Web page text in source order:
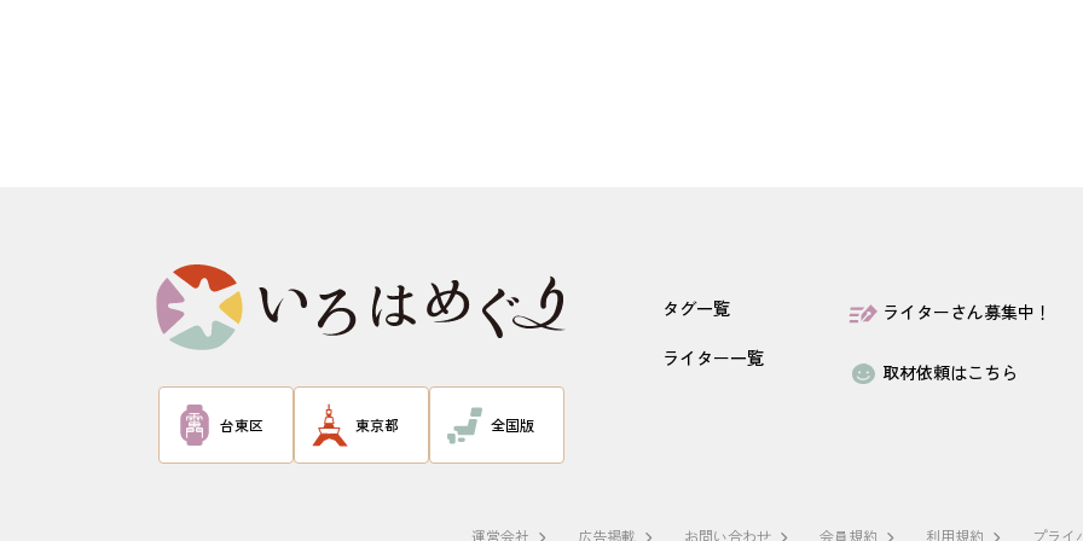
台東区 東京都 全国版
タグ一覧
ライター一覧
ライターさん募集中！
取材依頼はこちら
運営会社 広告掲載 お問い合わせ 会員規約 利用規約 プライ